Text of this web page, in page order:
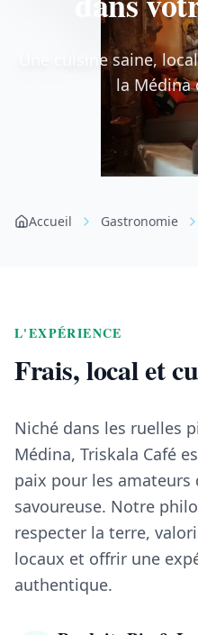
Une cuisine saine,
la Médina
Accueil Gastronomie
L'EXPÉRIENCE
Frais, local et
Niché dans les ruelles
Médina, Triskala Café
paix pour les amateurs
savoureuse. Notre
respecter la terre,
locaux et offrir une
authentique.